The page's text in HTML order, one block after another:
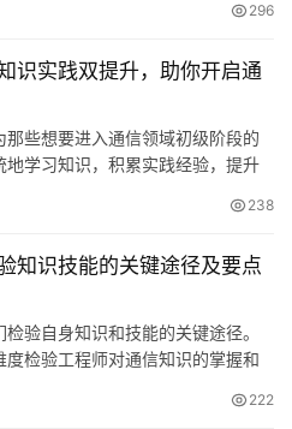
296
识实践双提升，助你开启通
些想要进入通信领域初级阶段的
学习知识，积累实践经验，提升
238
知识技能的关键途径及要点
验自身知识和技能的关键途径。
检验工程师对通信知识的掌握和
222